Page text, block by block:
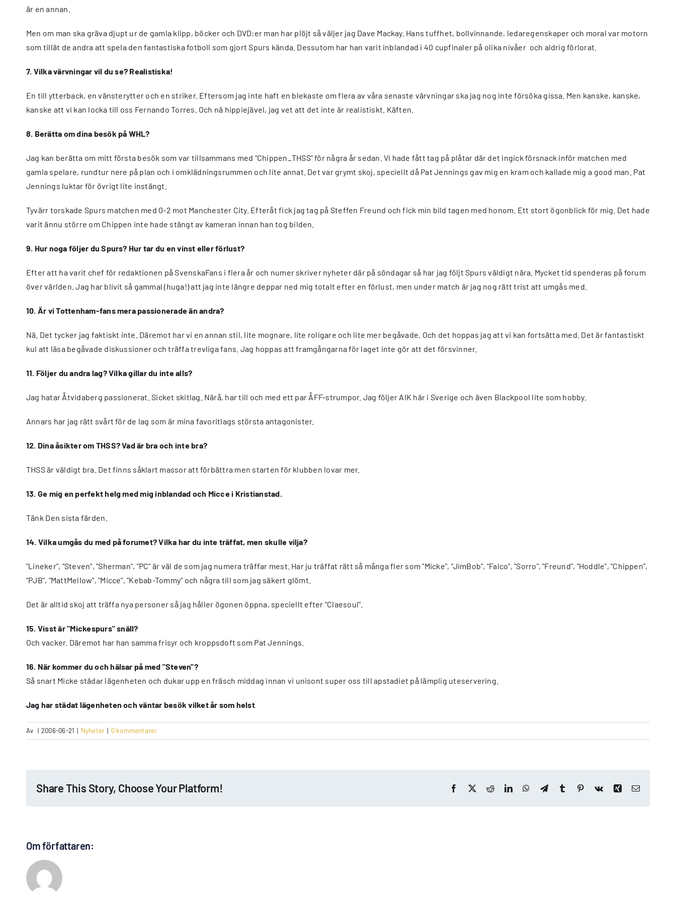
är en annan.
Men om man ska gräva djupt ur de gamla klipp, böcker och DVD:er man har plöjt så väljer jag Dave Mackay. Hans tuffhet, bollvinnande, ledaregenskaper och moral var motorn
som tillät de andra att spela den fantastiska fotboll som gjort Spurs kända. Dessutom har han varit inblandad i 40 cupfinaler på olika nivåer  och aldrig förlorat.
7. Vilka värvningar vil du se? Realistiska!
En till ytterback, en vänsterytter och en striker. Eftersom jag inte haft en blekaste om flera av våra senaste värvningar ska jag nog inte försöka gissa. Men kanske, kanske,
kanske att vi kan locka till oss Fernando Torres. Och nä hippiejävel, jag vet att det inte är realistiskt. Käften.
8. Berätta om dina besök på WHL?
Jag kan berätta om mitt första besök som var tillsammans med "Chippen_THSS" för några år sedan. Vi hade fått tag på plåtar där det ingick försnack inför matchen med
gamla spelare, rundtur nere på plan och i omklädningsrummen och lite annat. Det var grymt skoj, speciellt då Pat Jennings gav mig en kram och kallade mig a good man. Pat
Jennings luktar för övrigt lite instängt.
Tyvärr torskade Spurs matchen med 0-2 mot Manchester City. Efteråt fick jag tag på Steffen Freund och fick min bild tagen med honom. Ett stort ögonblick för mig. Det hade
varit ännu större om Chippen inte hade stängt av kameran innan han tog bilden.
9. Hur noga följer du Spurs? Hur tar du en vinst eller förlust?
Efter att ha varit chef för redaktionen på SvenskaFans i flera år och numer skriver nyheter där på söndagar så har jag följt Spurs väldigt nära. Mycket tid spenderas på forum
över världen. Jag har blivit så gammal (huga!) att jag inte längre deppar ned mig totalt efter en förlust, men under match är jag nog rätt trist att umgås med.
10. Är vi Tottenham-fans mera passionerade än andra?
Nä. Det tycker jag faktiskt inte. Däremot har vi en annan stil, lite mognare, lite roligare och lite mer begåvade. Och det hoppas jag att vi kan fortsätta med. Det är fantastiskt
kul att läsa begåvade diskussioner och träffa trevliga fans. Jag hoppas att framgångarna för laget inte gör att det försvinner.
11. Följer du andra lag? Vilka gillar du inte alls?
Jag hatar Åtvidaberg passionerat. Sicket skitlag. Närå, har till och med ett par ÅFF-strumpor. Jag följer AIK här i Sverige och även Blackpool lite som hobby.
Annars har jag rätt svårt för de lag som är mina favoritlags största antagonister.
12. Dina åsikter om THSS? Vad är bra och inte bra?
THSS är väldigt bra. Det finns såklart massor att förbättra men starten för klubben lovar mer.
13. Ge mig en perfekt helg med mig inblandad och Micce i Kristianstad.
Tänk Den sista färden.
14. Vilka umgås du med på forumet? Vilka har du inte träffat, men skulle vilja?
"Lineker", "Steven", "Sherman", "PC" är väl de som jag numera träffar mest. Har ju träffat rätt så många fler som "Micke", "JimBob", "Falco", "Sorro", "Freund", "Hoddle", "Chippen",
"PJB", "MattMellow", "Micce", "Kebab-Tommy" och några till som jag säkert glömt.
Det är alltid skoj att träffa nya personer så jag håller ögonen öppna, speciellt efter "Claesoul".
15. Visst är "Mickespurs" snäll?
Och vacker. Däremot har han samma frisyr och kroppsdoft som Pat Jennings.
16. När kommer du och hälsar på med "Steven"?
Så snart Micke städar lägenheten och dukar upp en fräsch middag innan vi unisont super oss till apstadiet på lämplig uteservering.
Jag har städat lägenheten och väntar besök vilket år som helst
Av | 2006-06-21 | Nyheter | 0 kommentarer
Share This Story, Choose Your Platform! Facebook
X RedditLinkedInWhatsApp
TelegramTumblr Pinterest
Vk Xing E-
Om författaren: